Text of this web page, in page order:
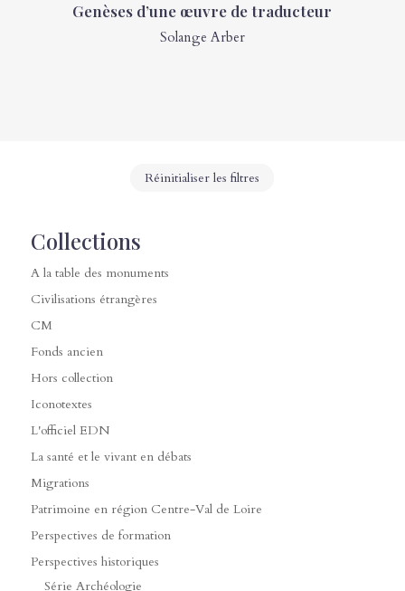
Genèses d’une œuvre de traducteur
Solange Arber
Réinitialiser les filtres
Collections
A la table des monuments
Civilisations étrangères
CM
Fonds ancien
Hors collection
Iconotextes
L'officiel EDN
La santé et le vivant en débats
Migrations
Patrimoine en région Centre-Val de Loire
Perspectives de formation
Perspectives historiques
Série Archéologie